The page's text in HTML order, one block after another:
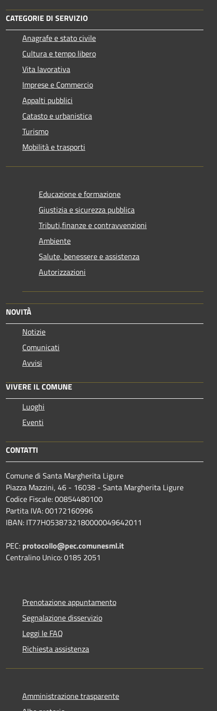
CATEGORIE DI SERVIZIO
Anagrafe e stato civile
Cultura e tempo libero
Vita lavorativa
Imprese e Commercio
Appalti pubblici
Catasto e urbanistica
Turismo
Mobilità e trasporti
Educazione e formazione
Giustizia e sicurezza pubblica
Tributi,finanze e contravvenzioni
Ambiente
Salute, benessere e assistenza
Autorizzazioni
NOVITÀ
Notizie
Comunicati
Avvisi
VIVERE IL COMUNE
Luoghi
Eventi
CONTATTI
Comune di Santa Margherita Ligure
Piazza Mazzini, 46 - 16038 - Santa Margherita Ligure
Codice Fiscale: 00854480100
Partita IVA: 00172160996
IBAN: IT77H0538732180000049642011
PEC: protocollo@pec.comunesml.it
Centralino Unico: 0185 2051
Prenotazione appuntamento
Segnalazione disservizio
Leggi le FAQ
Richiesta assistenza
Amministrazione trasparente